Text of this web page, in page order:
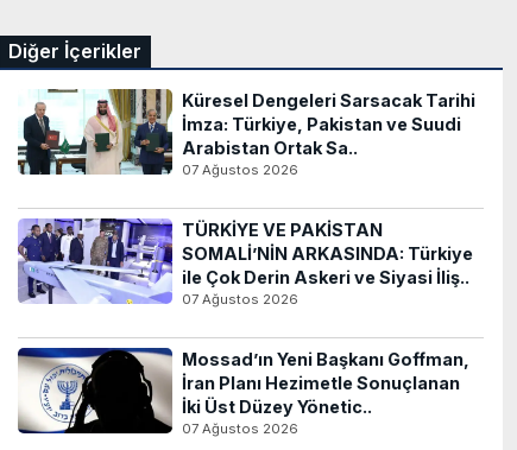
Diğer İçerikler
Küresel Dengeleri Sarsacak Tarihi
İmza: Türkiye, Pakistan ve Suudi
Arabistan Ortak Sa..
07 Ağustos 2026
TÜRKİYE VE PAKİSTAN
SOMALİ’NİN ARKASINDA: Türkiye
ile Çok Derin Askeri ve Siyasi İliş..
07 Ağustos 2026
Mossad’ın Yeni Başkanı Goffman,
İran Planı Hezimetle Sonuçlanan
İki Üst Düzey Yönetic..
07 Ağustos 2026